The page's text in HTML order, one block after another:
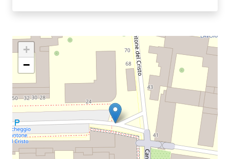
Piacenza
Costruiamo
Salute
Novità
Scuole
+
−